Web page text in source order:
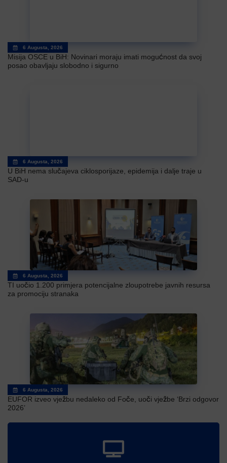
6 Augusta, 2026
Misija OSCE u BiH: Novinari moraju imati mogućnost da svoj
posao obavljaju slobodno i sigurno
6 Augusta, 2026
U BiH nema slučajeva ciklosporijaze, epidemija i dalje traje u
SAD-u
6 Augusta, 2026
TI uočio 1.200 primjera potencijalne zloupotrebe javnih resursa
za promociju stranaka
6 Augusta, 2026
EUFOR izveo vježbu nedaleko od Foče, uoči vježbe ‘Brzi odgovor
2026’